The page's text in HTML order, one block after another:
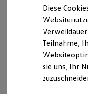
Anpfiff zum
Schulze GmbH (
Frankfurter
Diese
Teilnahme,
sie uns, Ihr